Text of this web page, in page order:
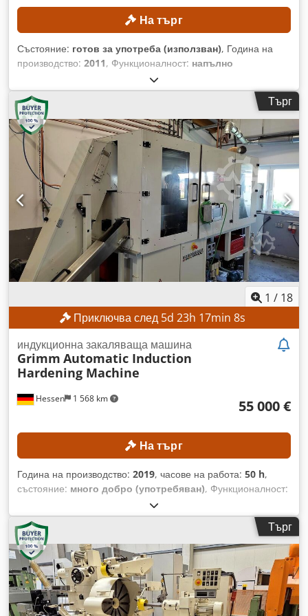
На търг
Състояние: готов за употреба (използван), Година на
производство: 2011, Функционалност: напълно
, сила на пробиване:
тегло на обработвания детайл:200 кг, работна ширина:
3 080 мм
компоненти на машината са подменени: Пневматична
система Festo Crsdpfxszl Srae Aiksf Нова система за
управление Labod Подмяна на лагерите на Y-оста
ТЕХНИЧЕСКИ ДАННИ Работна площ: 1560 × 3080 мм
Дължина на обработвания лист при препозициониране:
макс. 9999 мм Хидравлична сила на щанцоване: макс. 280
kN Тегло на детайла: макс. 200 кг Скорост на
позициониране на X-оста: макс. 60 м/мин Скорост на
позициониране на Y-оста: макс. 60 м/мин Едновременна
скорост на позициониране на X- и Y-осите: макс. 85 м/мин
Брой ходове при стандартна хидравлика: макс. 250 хода/
мин Брой ходове при бърза хидравлика: макс. 800 хода/
Търг
1 / 18
Приключва след 5d 23h 17min 5s
Hessen 1 568 km
индукционна закаляваща машина
Grimm Automatic Induction
Hardening Machine
55 000 €
На търг
Година на производство: 2019, часове на работа: 50 h,
състояние: много добро (употребяван), Функционалност:
, дължина на детайла (макс.):
мм, Без минимална цена – гарантирана продажба на най-
високата предложена цена! Инсталацията е използвана
само 50 часа! Новата цена е била 280 000 €. В момента
инсталацията е частично функционална, тъй като в
момента не е свързана към охладителната система.
ТЕХНИЧЕСКИ ДЕТАЙЛИ Видове компоненти: Винтове и
болтове M8 и M10 Процес: Автоматично индукционно
Търг